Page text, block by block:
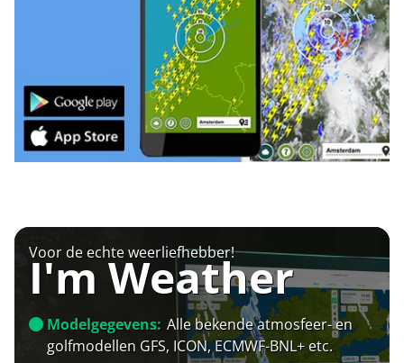
Voor de echte weerliefhebber!
I'm Weather
Modelgegevens: Alle bekende atmosfeer- en
golfmodellen GFS, ICON, ECMWF-BNL+ etc.